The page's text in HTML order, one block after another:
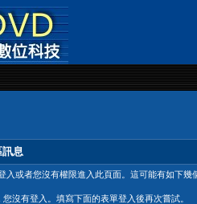
訊息
入或者您沒有權限進入此頁面。這可能有如下幾
您沒有登入。填寫下面的表單登入後再次嘗試。